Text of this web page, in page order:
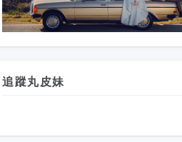
追蹤丸皮妹